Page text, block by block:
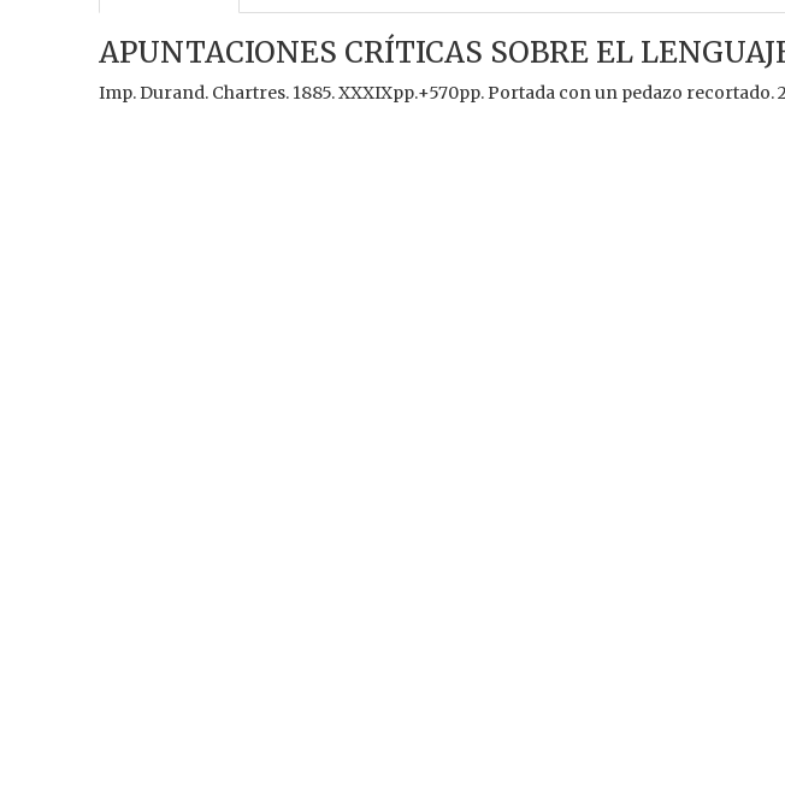
APUNTACIONES CRÍTICAS SOBRE EL
Imp. Durand. Chartres. 1885. XXXIXpp.+570pp. Portada con un pedazo recortado.